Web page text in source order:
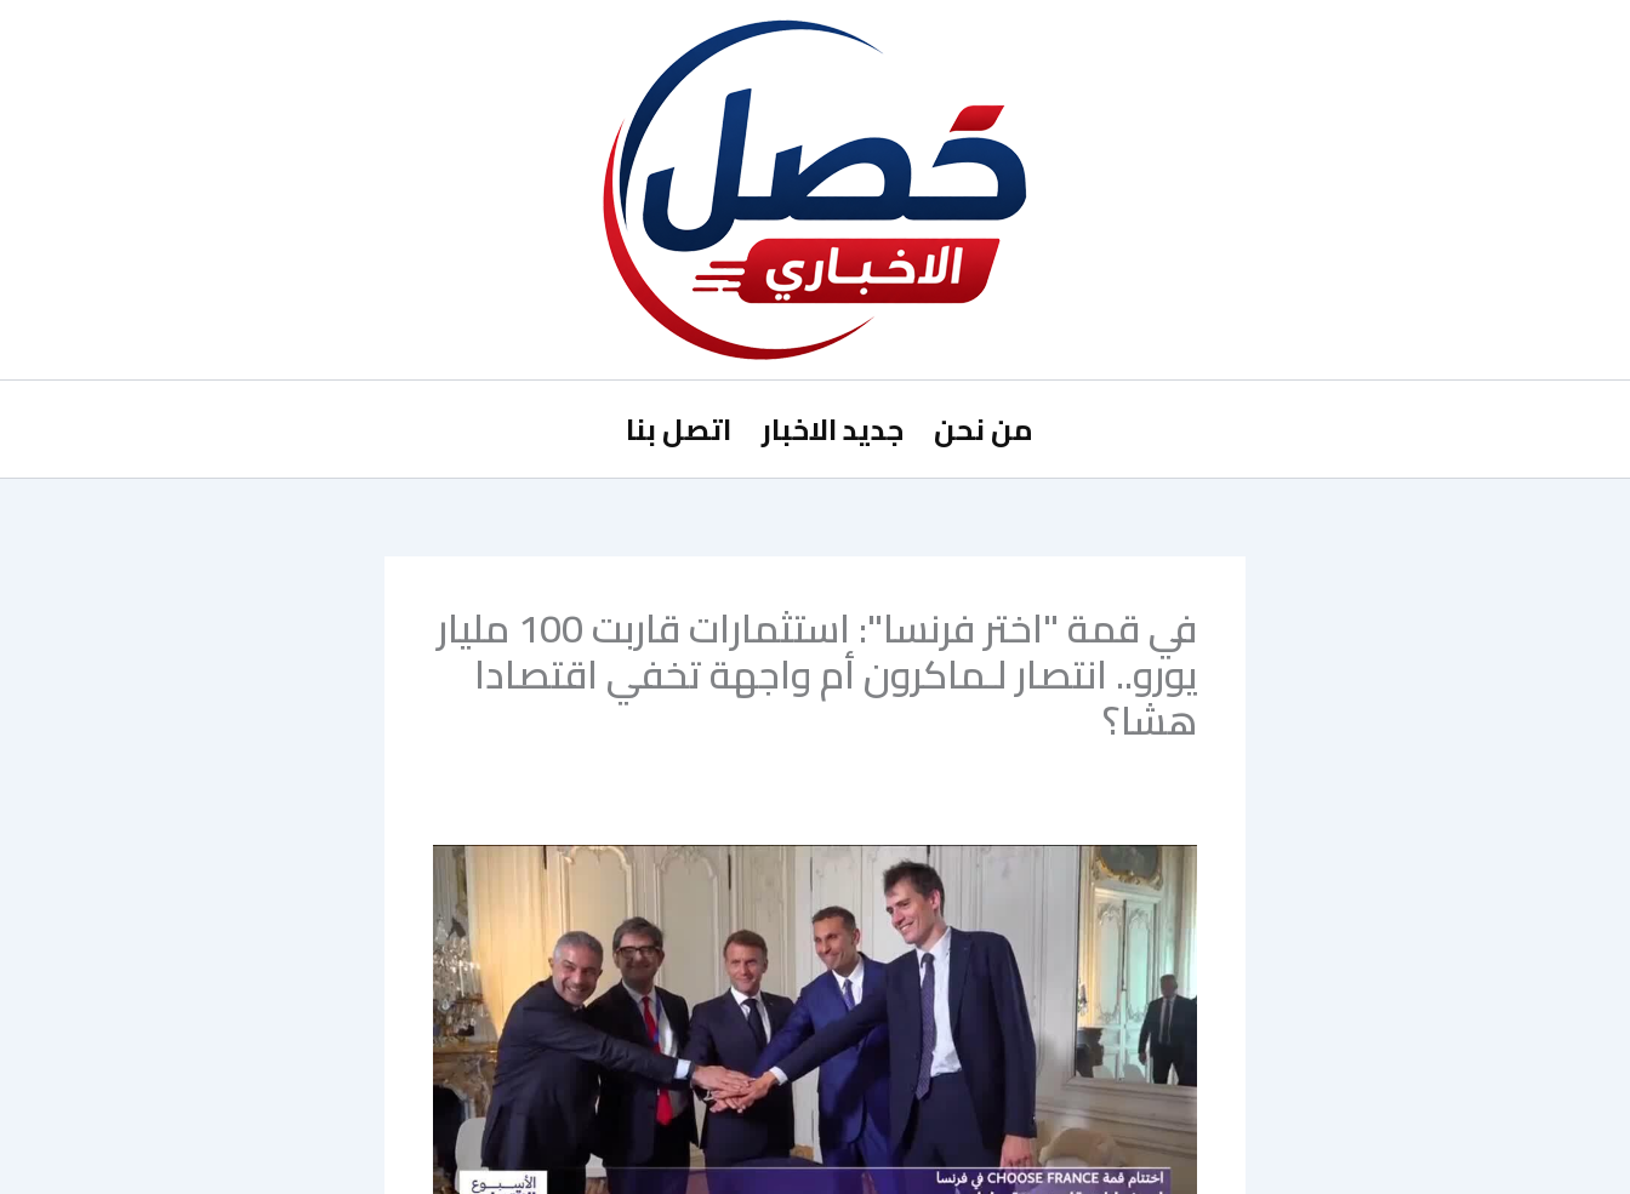
من نحن جديد الاخبار اتصل بنا
في قمة "اختر فرنسا": استثمارات قاربت 100 مليار
يورو.. انتصار لـماكرون أم واجهة تخفي اقتصادا
هشا؟